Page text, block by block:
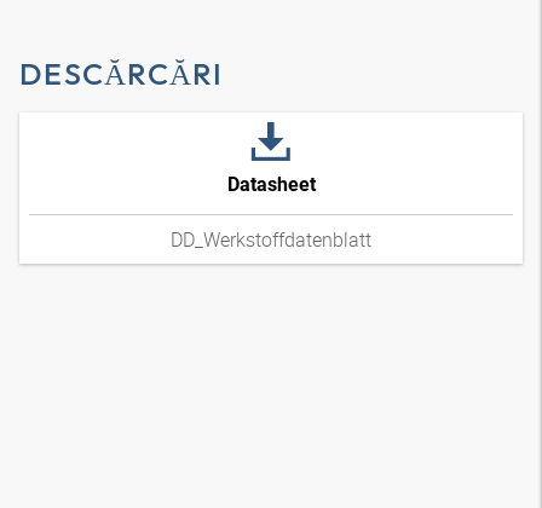
DESCĂRCĂRI
Datasheet
DD_Werkstoffdatenblatt